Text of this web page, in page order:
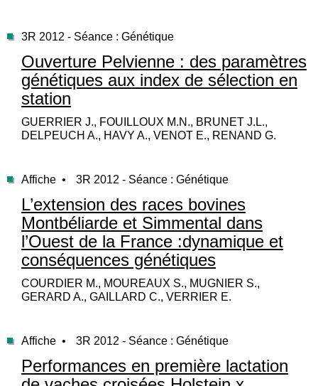
3R 2012 - Séance : Génétique
Ouverture Pelvienne : des paramètres
génétiques aux index de sélection en
station
GUERRIER J., FOUILLOUX M.N., BRUNET J.L.,
DELPEUCH A., HAVY A., VENOT E., RENAND G.
Affiche • 3R 2012 - Séance : Génétique
L’extension des races bovines
Montbéliarde et Simmental dans
l’Ouest de la France :dynamique et
conséquences génétiques
COURDIER M., MOUREAUX S., MUGNIER S.,
GERARD A., GAILLARD C., VERRIER E.
Affiche • 3R 2012 - Séance : Génétique
Performances en première lactation